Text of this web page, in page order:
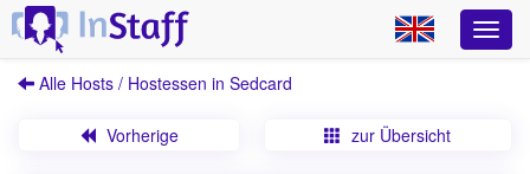
Alle Hosts / Hostessen in Sedcard
Vorherige zur Übersicht